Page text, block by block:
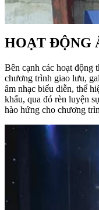
HOẠT ĐỘNG
Bên cạnh các hoạt động
chương trình giao lưu,
âm nhạc biểu diễn, thể
khấu, qua đó rèn luyện
hào hứng cho chương